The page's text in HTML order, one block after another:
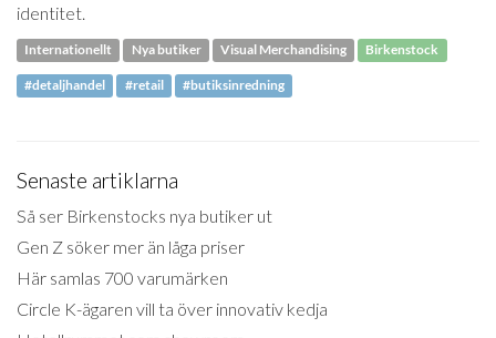
identitet.
Internationellt Nya butiker Visual Merchandising Birkenstock
#detaljhandel #retail #butiksinredning
Senaste artiklarna
Så ser Birkenstocks nya butiker ut
Gen Z söker mer än låga priser
Här samlas 700 varumärken
Circle K-ägaren vill ta över innovativ kedja